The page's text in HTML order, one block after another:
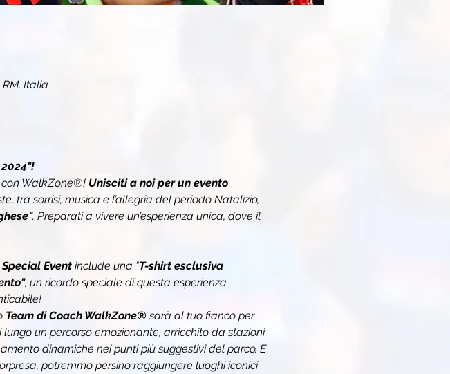
Italia
con WalkZone®! Unisciti a noi per un evento
tra sorrisi, musica e l’allegria del periodo Natalizio,
. Preparati a vivere un’esperienza unica, dove il
Special Event include una "T-shirt esclusiva
, un ricordo speciale di questa esperienza
Team di Coach WalkZone® sarà al tuo fianco per
lungo un percorso emozionante, arricchito da stazioni
dinamiche nei punti più suggestivi del parco. E
potremmo persino raggiungere luoghi iconici